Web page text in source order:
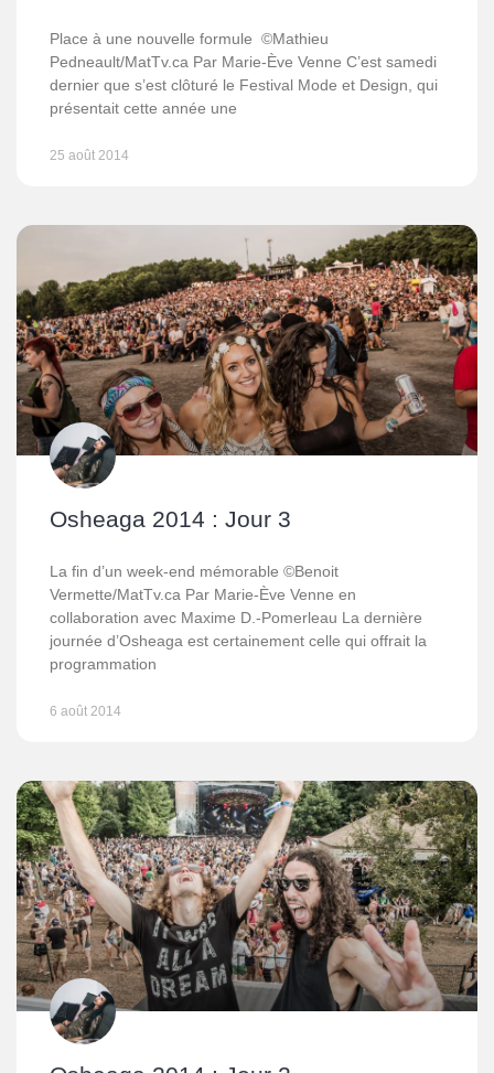
Place à une nouvelle formule ©Mathieu
Pedneault/MatTv.ca Par Marie-Ève Venne C’est samedi
dernier que s’est clôturé le Festival Mode et Design, qui
présentait cette année une
25 août 2014
Osheaga 2014 : Jour 3
La fin d’un week-end mémorable ©Benoit
Vermette/MatTv.ca Par Marie-Ève Venne en
collaboration avec Maxime D.-Pomerleau La dernière
journée d’Osheaga est certainement celle qui offrait la
programmation
6 août 2014